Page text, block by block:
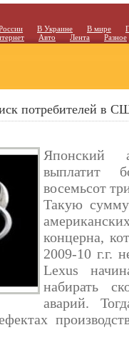
В Украине В мире
Авто Лента Разное
потребителей в
Японский
выплатит
восемьсот
Такую
концерна,
2009-10 г.г.
Lexus
набирать
аварий.